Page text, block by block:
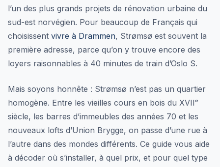
l’un des plus grands projets de rénovation urbaine du
sud-est norvégien. Pour beaucoup de Français qui
choisissent vivre à Drammen, Strømsø est souvent la
première adresse, parce qu’on y trouve encore des
loyers raisonnables à 40 minutes de train d’Oslo S.
Mais soyons honnête : Strømsø n’est pas un quartier
homogène. Entre les vieilles cours en bois du XVIIᵉ
siècle, les barres d’immeubles des années 70 et les
nouveaux lofts d’Union Brygge, on passe d’une rue à
l’autre dans des mondes différents. Ce guide vous aide
à décoder où s’installer, à quel prix, et pour quel type